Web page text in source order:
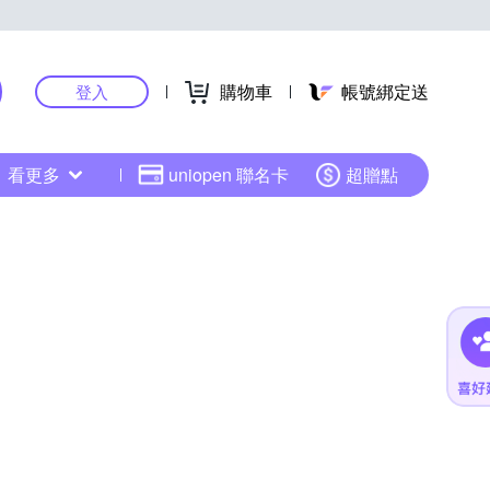
登入 購物車 帳號綁定送
看更多 uniopen 聯名卡 超贈點